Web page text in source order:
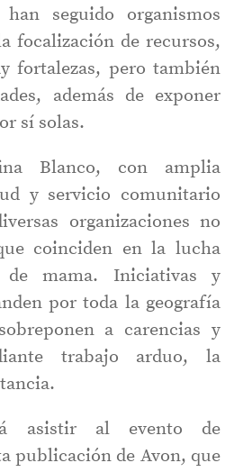
seguido organismos
focalización de recursos,
fortalezas, pero también
además de exponer
sí solas.
Blanco, con amplia
y servicio comunitario
organizaciones no
coinciden en la lucha
mama. Iniciativas y
por toda la geografía
a carencias y
trabajo arduo, la
asistir al evento de
publicación de Avon, que